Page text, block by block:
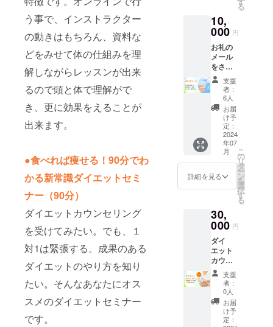
う事で、インストラクター
の動きはもちろん、資料な
どをみせて体の仕組みを理
解しながらレッスンが出来
るので頭と体で理解がで
き、更に効果をえることが
出来ます。
●食べれば痩せる！90分でわ
かる新常識ダイエットセミ
ナー（90分）
ダイエットカウンセリング
を受けてみたい。でも、１
対1は緊張する。成果のある
ダイエットのやり方を知り
たい。そんなあなたにオス
スメのダイエットセミナー
です。
間：エ
アロ45
分 ＝＝
動画配
信の視
聴は、
オンラ
インコ
ミュニ
ティサ
イトが
出来上
がり次
第 メー
ルで
URL等
をお知
らせ致
しま
月頃
オープ
ン予定
なレッ
スンを
担当し
ていま
した。
とって
も貴重
なDVD
ですの
でぜ
ひ、永
久保存
版とし
てお手
に取っ
くださ
いね。
間：ス
テップ
46分 ＝
＝ 動画
配信の
視聴
は、オ
ンライ
ンコ
ミュニ
ティサ
イトが
津美か
ら連絡
をメー
ルさせ
て頂
き、調
整させ
て頂き
ます。
日程調
整に
は、
少々お
時間を
ざいま
す。何
さい。
日程が
決まり
次第、
メール
でZoom
のURL
をお知
らせ致
しま
す。
が大き
な特徴
です。
オンラ
インで
行う事
で、イ
ンスト
ラク
ターの
動きは
もちろ
ん、資
料など
をみせ
仕組み
を理解
スンが
出来る
ので頭
と体で
理解が
でき、
更に効
果をえ
ること
が出来
ます。
＝＝ 受
も若々
しいあ
いられ
ます。
このク
ラスで
は、日
常のど
んな
シーン
でもス
トレッ
チが出
来るよ
うに
「椅子
「立ち
なが
「寝な
がら」
と色ん
な体位
でお伝
えして
いく
レッス
ンで
を少し
でも動
かす事
が大切
です。
血流を
良くす
ること
で顔も
明るく
なり、
体も
スッキ
リしま
す。 そ
して、
心も軽
も若々
しいあ
いられ
ます。
このク
ラスで
は、日
常のど
んな
シーン
でもス
る
10,
000 円
お礼の
メール
をさせ
て頂き
ます。
山本奈
津美か
らおひ
とりお
ひとり
様に感
謝の気
持ちを
込めて
お送り
ご支援
金額は
増額す
ること
が可能
です。
他のリ
ターン
商品に
て、適
切なも
のが見
支援
者：
6人
お届
け予
定：
2024
年07
月
詳細を見る
こ
の
リ
タ
ー
ン
を
選
択
す
る
30,
000 円
ダイ
エット
カウン
セリン
グ（1ヶ
月） ダ
イエッ
トカウ
ンセリ
支援
者：
0人
お届
け予
定：